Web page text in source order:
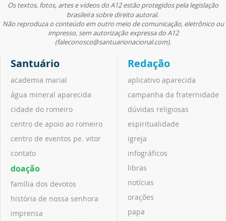
Os textos, fotos, artes e vídeos do A12 estão protegidos pela legislação
brasileira sobre direito autoral.
Não reproduza o conteúdo em outro meio de comunicação, eletrônico ou
impresso, sem autorização expressa do A12
(faleconosco@santuarionacional.com).
Santuário
academia marial
água mineral aparecida
cidade do romeiro
centro de apoio ao romeiro
centro de eventos pe. vitor
contato
doação
família dos devotos
história de nossa senhora
imprensa
Redação
aplicativo aparecida
campanha da fraternidade
dúvidas religiosas
espiritualidade
igreja
infográficos
libras
notícias
orações
papa